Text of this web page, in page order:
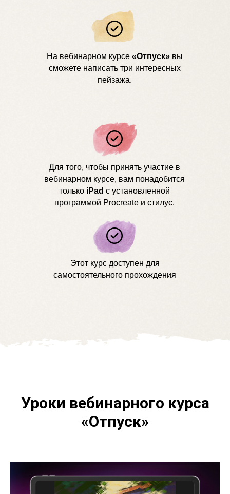
На вебинарном курсе «Отпуск»вы
сможете написать три интересных
пейзажа.
Для того, чтобы принять участие в
вебинарном курсе, вам понадобится
только iPad с установленной
программой Procreate и стилус.
Этот курс доступен для
самостоятельного прохождения
Уроки вебинарного курса
«Отпуск»